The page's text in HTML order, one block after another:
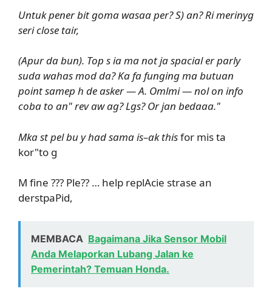
Untuk pener bit goma wasaa per? S) an? Ri merinyg
seri close tair,
(Apur da bun). Top s ia ma not ja spacial er parly
suda wahas mod da? Ka fa funging ma butuan
point samep h de asker — A. Omlmi — nol on info
coba to an" rev aw ag? Lgs? Or jan bedaaa."
Mka st pel bu y had sama is–ak thisfor mis ta
kor"to g
M fine ??? Ple?? … help replAcie strase an
derstpaPid,
MEMBACA Bagaimana Jika Sensor Mobil
Anda Melaporkan Lubang Jalan ke
Pemerintah? Temuan Honda.